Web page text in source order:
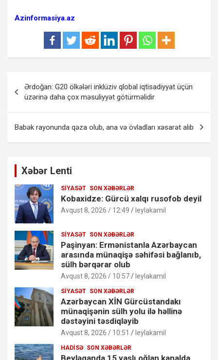
Azinformasiya.az
naviqasiyası
Ərdoğan: G20 ölkələri inklüziv qlobal iqtisadiyyat üçün
üzərinə daha çox məsuliyyət götürməlidir
Babək rayonunda qəza olub, ana və övladları xəsarət alıb
Xəbər Lenti
SIYASƏT SON XƏBƏRLƏR
Kobaxidze: Gürcü xalqı rusofob deyil
Avqust 8, 2026 / 12:49 leylakamil
SIYASƏT SON XƏBƏRLƏR
Paşinyan: Ermənistanla Azərbaycan
arasında münaqişə səhifəsi bağlanıb,
sülh bərqərar olub
Avqust 8, 2026 / 10:57 leylakamil
SIYASƏT SON XƏBƏRLƏR
Azərbaycan XİN Gürcüstandakı
münaqişənin sülh yolu ilə həllinə
dəstəyini təsdiqləyib
Avqust 8, 2026 / 10:51 leylakamil
HADISƏ SON XƏBƏRLƏR
Beyləqanda 15 yaşlı oğlan kanalda